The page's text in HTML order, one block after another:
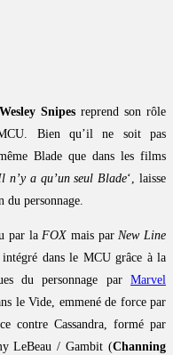
Wesley Snipes reprend son rôle
Bien qu’il ne soit pas
Blade que dans les films
n’y a qu’un seul Blade‘, laisse
du personnage.
par laFOX mais parNew Line
dans le MCU grâce à la
du personnage par Marvel
le Vide, emmené de force par
contre Cassandra, formé par
LeBeau / Gambit (Channing